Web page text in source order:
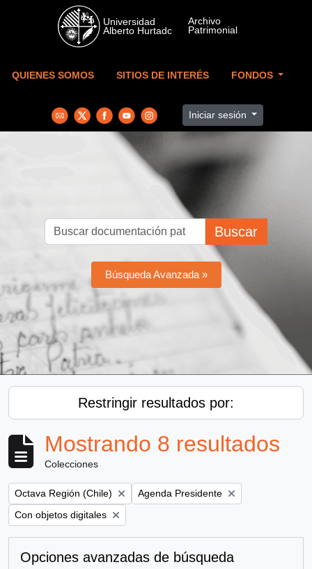
Skip to main content
QUIENES SOMOS SITIOS DE INTERÉS FONDOS
Iniciar sesión
Buscar
Búsqueda Avanzada »
Restringir resultados por:
Mostrando 8 resultados
Colecciones
Remove filter:
Octava Región (Chile) Remove filter:
Agenda Presidente
Remove filter:
Con objetos digitales
Opciones avanzadas de búsqueda